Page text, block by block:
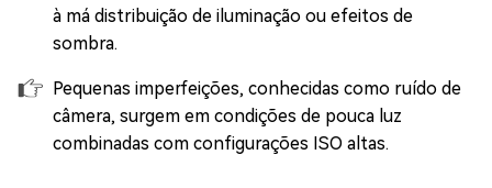
à má distribuição de iluminação ou efeitos de
sombra.
Pequenas imperfeições, conhecidas como ruído de
câmera, surgem em condições de pouca luz
combinadas com configurações ISO altas.